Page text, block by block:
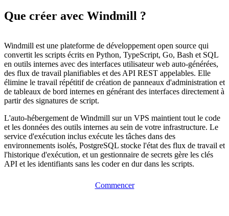
Que créer avec Windmill ?
Windmill est une plateforme de développement open source qui
convertit les scripts écrits en Python, TypeScript, Go, Bash et SQL
en outils internes avec des interfaces utilisateur web auto-générées,
des flux de travail planifiables et des API REST appelables. Elle
élimine le travail répétitif de création de panneaux d'administration et
de tableaux de bord internes en générant des interfaces directement à
partir des signatures de script.
L'auto-hébergement de Windmill sur un VPS maintient tout le code
et les données des outils internes au sein de votre infrastructure. Le
service d'exécution inclus exécute les tâches dans des
environnements isolés, PostgreSQL stocke l'état des flux de travail et
l'historique d'exécution, et un gestionnaire de secrets gère les clés
API et les identifiants sans les coder en dur dans les scripts.
Commencer